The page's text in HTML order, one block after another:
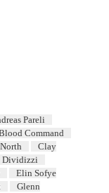
Pareli
Command
Clay
Dividizzi
Elin Sofye
Glenn